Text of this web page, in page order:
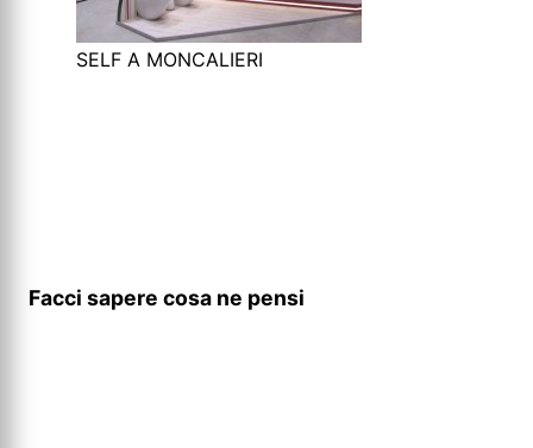
SELF A MONCALIERI
Facci sapere cosa ne pensi